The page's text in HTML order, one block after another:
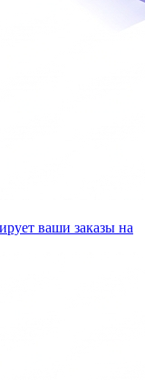
ваши заказы на